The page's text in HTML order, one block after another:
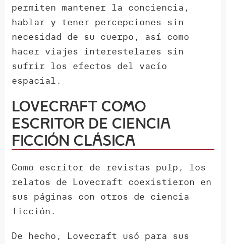
permiten mantener la conciencia,
hablar y tener percepciones sin
necesidad de su cuerpo, así como
hacer viajes interestelares sin
sufrir los efectos del vacío
espacial.
Lovecraft como
escritor de ciencia
ficción clásica
Como escritor de revistas pulp, los
relatos de Lovecraft coexistieron en
sus páginas con otros de ciencia
ficción.
De hecho, Lovecraft usó para sus